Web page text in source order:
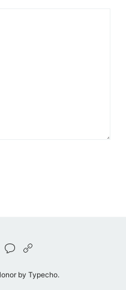
by Typecho.